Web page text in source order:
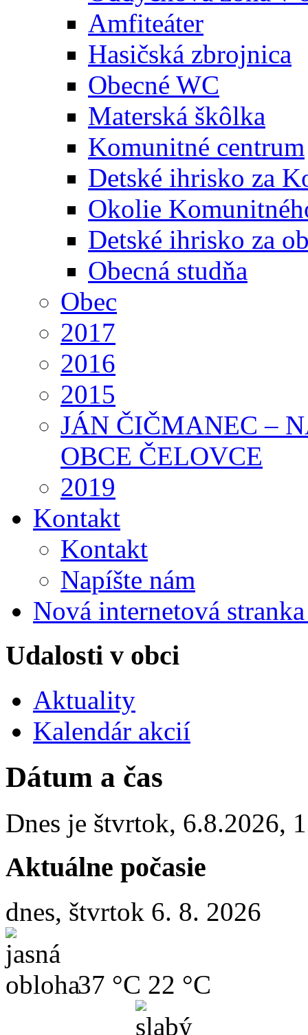
Amfiteáter
Hasičská zbrojnica
Obecné WC
Materská škôlka
Komunitné centrum
Detské ihrisko za
Okolie
Detské ihrisko za
Obecná studňa
Obec
2017
2016
2015
JÁN ČIČMANEC –
OBCE ČELOVCE
2019
Kontakt
Kontakt
Napíšte nám
Nová internetová
Udalosti v obci
Aktuality
Kalendár akcií
Dátum a čas
Dnes je štvrtok, 6.8.2026,
Aktuálne počasie
dnes, štvrtok 6. 8. 2026
37 °C 22 °C